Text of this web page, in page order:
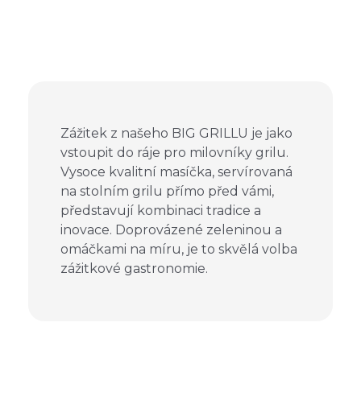
Zážitek z našeho BIG GRILLU je jako
vstoupit do ráje pro milovníky grilu.
Vysoce kvalitní masíčka, servírovaná
na stolním grilu přímo před vámi,
představují kombinaci tradice a
inovace. Doprovázené zeleninou a
omáčkami na míru, je to skvělá volba
zážitkové gastronomie.